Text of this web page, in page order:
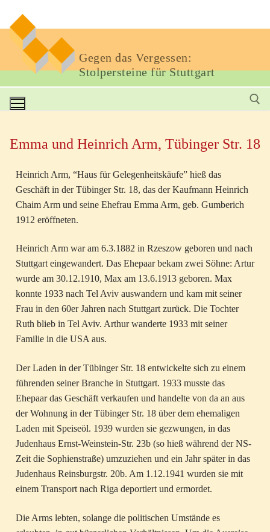
Gegen das Vergessen:
Stolpersteine für Stuttgart
Emma und Heinrich Arm, Tübinger Str. 18
Heinrich Arm, “Haus für Gelegenheitskäufe” hieß das
Geschäft in der Tübinger Str. 18, das der Kaufmann Heinrich
Chaim Arm und seine Ehefrau Emma Arm, geb. Gumberich
1912 eröffneten.
Heinrich Arm war am 6.3.1882 in Rzeszow geboren und nach
Stuttgart eingewandert. Das Ehepaar bekam zwei Söhne: Artur
wurde am 30.12.1910, Max am 13.6.1913 geboren. Max
konnte 1933 nach Tel Aviv auswandern und kam mit seiner
Frau in den 60er Jahren nach Stuttgart zurück. Die Tochter
Ruth blieb in Tel Aviv. Arthur wanderte 1933 mit seiner
Familie in die USA aus.
Der Laden in der Tübinger Str. 18 entwickelte sich zu einem
führenden seiner Branche in Stuttgart. 1933 musste das
Ehepaar das Geschäft verkaufen und handelte von da an aus
der Wohnung in der Tübinger Str. 18 über dem ehemaligen
Laden mit Speiseöl. 1939 wurden sie gezwungen, in das
Judenhaus Ernst-Weinstein-Str. 23b (so hieß während der NS-
Zeit die Sophienstraße) umzuziehen und ein Jahr später in das
Judenhaus Reinsburgstr. 20b. Am 1.12.1941 wurden sie mit
einem Transport nach Riga deportiert und ermordet.
Die Arms lebten, solange die politischen Umstände es